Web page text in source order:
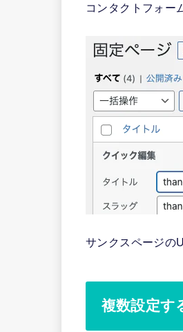
コンタクトフォー
サンクスページの
複数設定す